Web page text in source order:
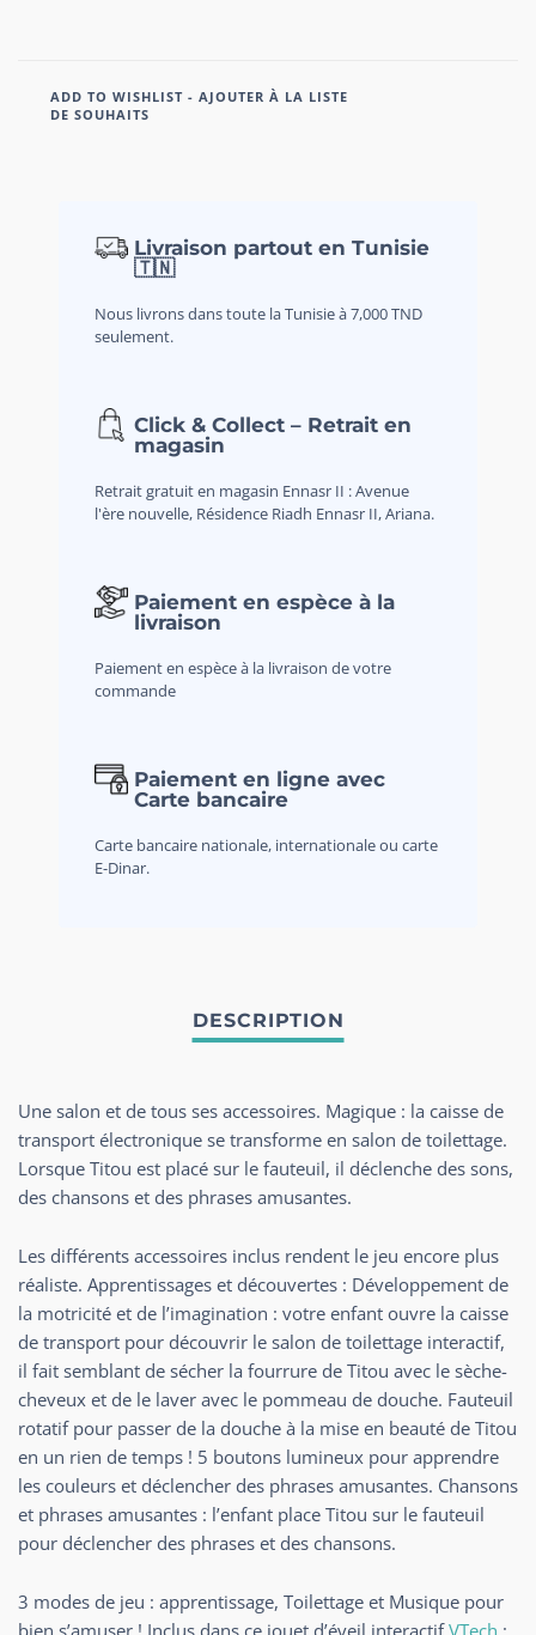
ADD TO WISHLIST - AJOUTER À LA LISTE
DE SOUHAITS
Livraison partout en Tunisie
🇹🇳
Nous livrons dans toute la Tunisie à 7,000 TND
seulement.
Click & Collect – Retrait en
magasin
Retrait gratuit en magasin Ennasr II : Avenue
l'ère nouvelle, Résidence Riadh Ennasr II, Ariana.
Paiement en espèce à la
livraison
Paiement en espèce à la livraison de votre
commande
Paiement en ligne avec
Carte bancaire
Carte bancaire nationale, internationale ou carte
E-Dinar.
Une salon et de tous ses accessoires. Magique : la caisse de
transport électronique se transforme en salon de toilettage.
Lorsque Titou est placé sur le fauteuil, il déclenche des sons,
des chansons et des phrases amusantes.
Les différents accessoires inclus rendent le jeu encore plus
réaliste. Apprentissages et découvertes : Développement de
la motricité et de l’imagination : votre enfant ouvre la caisse
de transport pour découvrir le salon de toilettage interactif,
il fait semblant de sécher la fourrure de Titou avec le sèche-
cheveux et de le laver avec le pommeau de douche. Fauteuil
rotatif pour passer de la douche à la mise en beauté de Titou
en un rien de temps ! 5 boutons lumineux pour apprendre
les couleurs et déclencher des phrases amusantes. Chansons
et phrases amusantes : l’enfant place Titou sur le fauteuil
pour déclencher des phrases et des chansons.
3 modes de jeu : apprentissage, Toilettage et Musique pour
bien s’amuser ! Inclus dans ce jouet d’éveil interactifVTech :